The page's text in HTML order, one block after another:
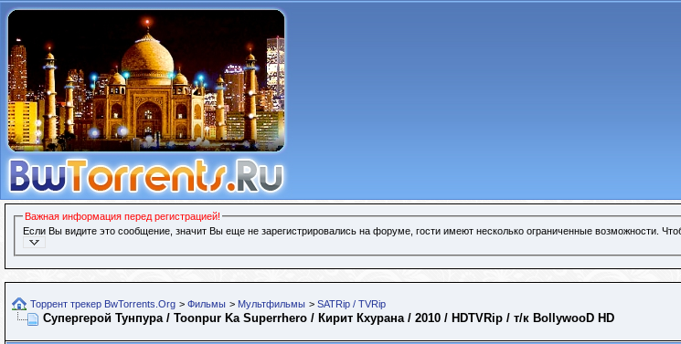
Важная информация перед регистрацией!
Если Вы видите это сообщение, значит Вы еще не зарегистрировались на форуме, гости имеют несколько ограниченные возможности.
Торрент трекер BwTorrents.Org > Фильмы > Мультфильмы > SATRip / TVRip
Супергерой Тунпура / Toonpur Ka Superrhero / Кирит Кхурана / 2010 / HDTVRip / т/к BollywooD HD